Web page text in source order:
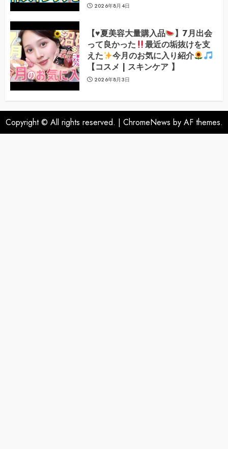
2026年8月4日
【♥️夏美容大量購入品
】7月出会
って良かった
最近の垢抜けを支
えた
今月のお気に入り紹介
【コスメ | スキンケア 】
2026年8月3日
Copyright © All rights reserved. | ChromeNews by AF themes.